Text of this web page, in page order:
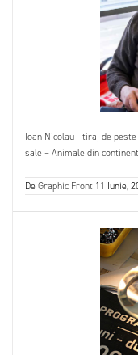
Ioan Nicolau - tiraj de
sale – Animale din
DeGraphic Front 11 Iunie,